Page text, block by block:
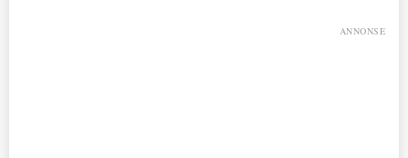
ANNONSE